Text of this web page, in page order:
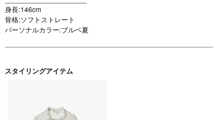
身長:146cm
骨格:ソフトストレート
パーソナルカラー:ブルベ夏
スタイリングアイテム